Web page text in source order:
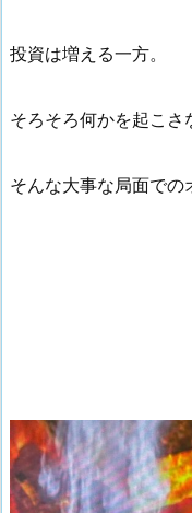
投資は増える一方。
そろそろ何かを起こさ
そんな大事な局面での